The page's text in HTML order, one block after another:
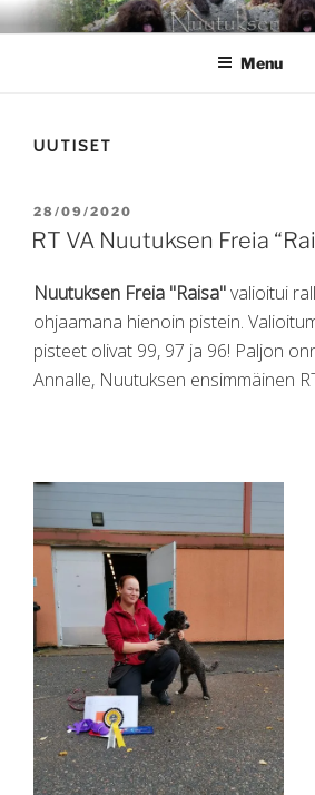
Skip
to
NUUTUKSEN
Nuutuksen kennel
Menu
UUTISET
POSTED
ON
28/09/2020
RT VA Nuutuksen Freia
Nuutuksen Freia "Raisa"valioitui
ohjaamana hienoin pistein.
pisteet olivat 99, 97 ja 96! Paljon
Annalle, Nuutuksen ensimmäinen